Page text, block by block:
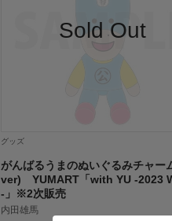
グッズ
がんばるうまのぬいぐるみチャー
ver) YUMART「with YU -2023
-」※2次販売
内田雄馬